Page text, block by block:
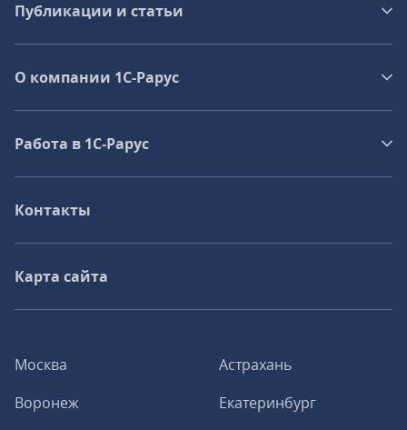
Москва
Астрахань
Воронеж
Екатеринбург
Публикации и статьи
О компании 1C-Рарус
Работа в 1С‑Рарус
Контакты
Карта сайта